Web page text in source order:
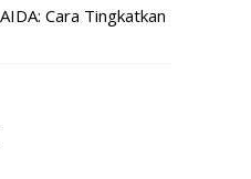
Cara Tingkatkan